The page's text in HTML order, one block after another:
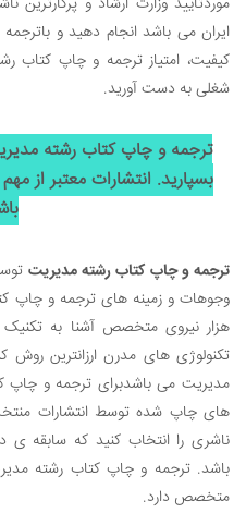
ایران می باشد انجام دهید و با
کیفیت، امتیاز ترجمه و چاپ کتاب
شغلی به دست آورید.
ترجمه و چاپ کتاب رشته
بسپارید. انتشارات معتبر از
ترجمه و چاپ کتاب رشته مدیریت
وجوهات و زمینه های ترجمه و چاپ
هزار نیروی متخصص آشنا به
تکنولوژی های مدرن ارزانترین
مدیریت می باشدبرای ترجمه و چاپ
های چاپ شده توسط انتشارات
ناشری را انتخاب کنید که سابقه ­ی
باشد. ترجمه و چاپ کتاب رشته
متخصص دارد.